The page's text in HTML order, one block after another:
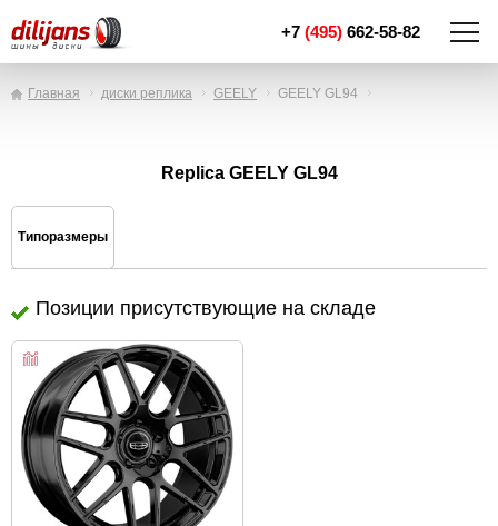
+7 (495) 662-58-82
Главная диски реплика GEELY GEELY GL94
Replica GEELY GL94
Типоразмеры
Позиции присутствующие на складе